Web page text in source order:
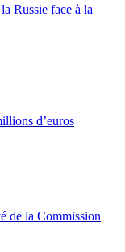
Russie face à la
d’euros
de la Commission